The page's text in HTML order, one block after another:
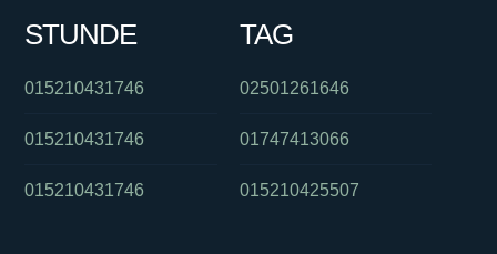
STUNDE
015210431746
015210431746
015210431746
TAG
02501261646
01747413066
015210425507